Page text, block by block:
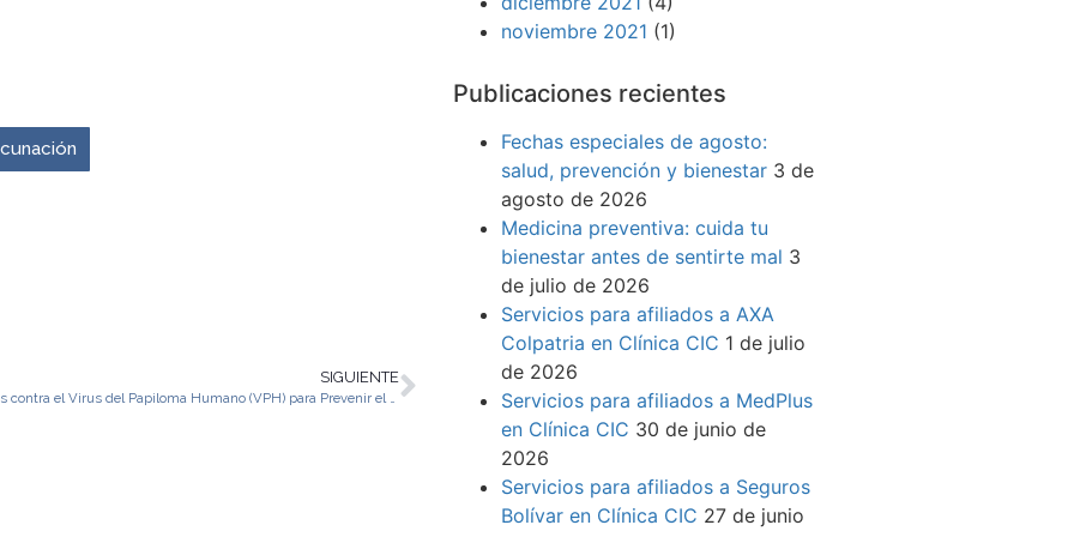
SIGUIENTE
Vacunas contra el Virus del Papiloma Humano (VPH) para Prevenir el Cáncer
noviembre 2021 (1)
Publicaciones recientes
Fechas especiales de agosto:
salud, prevención y bienestar 3 de
agosto de 2026
Medicina preventiva: cuida tu
bienestar antes de sentirte mal 3
de julio de 2026
Servicios para afiliados a AXA
Colpatria en Clínica CIC 1 de julio
de 2026
Servicios para afiliados a MedPlus
en Clínica CIC 30 de junio de
2026
Servicios para afiliados a Seguros
Bolívar en Clínica CIC 27 de junio